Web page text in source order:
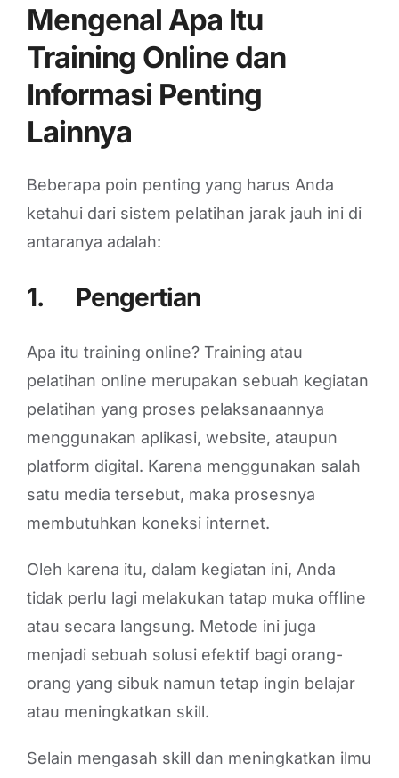
Mengenal Apa Itu
Training Online dan
Informasi Penting
Lainnya
Beberapa poin penting yang harus Anda
ketahui dari sistem pelatihan jarak jauh ini di
antaranya adalah:
1. Pengertian
Apa itu training online? Training atau
pelatihan online merupakan sebuah kegiatan
pelatihan yang proses pelaksanaannya
menggunakan aplikasi, website, ataupun
platform digital. Karena menggunakan salah
satu media tersebut, maka prosesnya
membutuhkan koneksi internet.
Oleh karena itu, dalam kegiatan ini, Anda
tidak perlu lagi melakukan tatap muka offline
atau secara langsung. Metode ini juga
menjadi sebuah solusi efektif bagi orang-
orang yang sibuk namun tetap ingin belajar
atau meningkatkan skill.
Selain mengasah skill dan meningkatkan ilmu